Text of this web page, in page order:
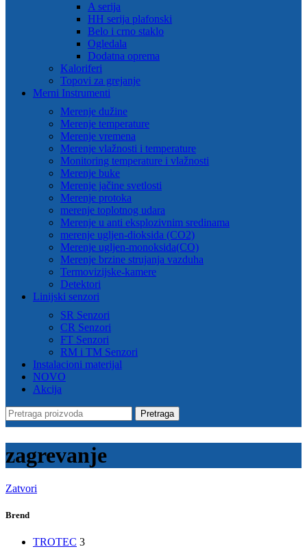
A serija
HH serija plafonski
Belo i crno staklo
Ogledala
Dodatna oprema
Kaloriferi
Topovi za grejanje
Merni Instrumenti
Merenje dužine
Merenje temperature
Merenje vremena
Merenje vlažnosti i temperature
Monitoring temperature i vlažnosti
Merenje buke
Merenje jačine svetlosti
Merenje protoka
merenje toplotnog udara
Merenje u anti eksplozivnim sredinama
merenje ugljen-dioksida (CO2)
Merenje ugljen-monoksida(CO)
Merenje brzine strujanja vazduha
Termovizijske-kamere
Detektori
Linijski senzori
SR Senzori
CR Senzori
FT Senzori
RM i TM Senzori
Instalacioni materijal
NOVO
Akcija
Pretraga
zagrevanje
Zatvori
Brend
TROTEC 3